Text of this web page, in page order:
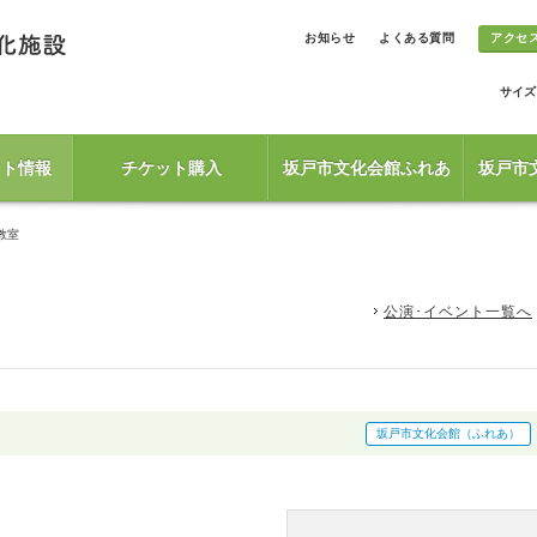
お知らせ よくある質問 アクセ
サイズ
情報 チケット購入 坂戸市文化会館ふれあ 坂戸市
室
公演･イベント一覧へ
坂戸市文化会館（ふれあ）